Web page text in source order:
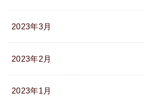
2023年3月
2023年2月
2023年1月